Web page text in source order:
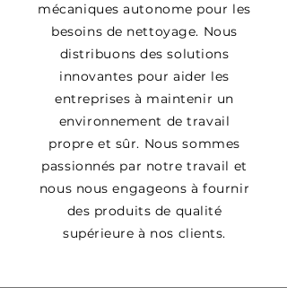
mécaniques autonome pour les
besoins de nettoyage. Nous
distribuons des solutions
innovantes pour aider les
entreprises à maintenir un
environnement de travail
propre et sûr. Nous sommes
passionnés par notre travail et
nous nous engageons à fournir
des produits de qualité
supérieure à nos clients.